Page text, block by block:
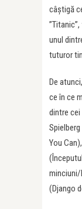
câştigă
unul
tuturor
De
ce în ce
dintre cei
You
minciuni/
(Django